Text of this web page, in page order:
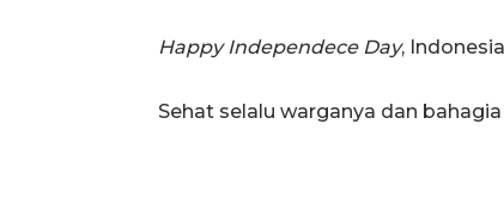
Happy Independece Day,
Sehat selalu warganya dan